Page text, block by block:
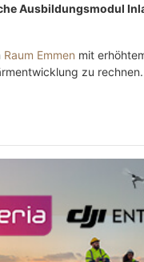
Ausbildungsmodul
Raum Emmen mit
zu rechnen.